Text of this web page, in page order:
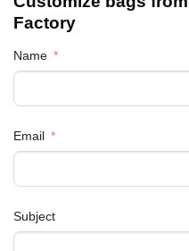
Factory
Name
Email
Subject